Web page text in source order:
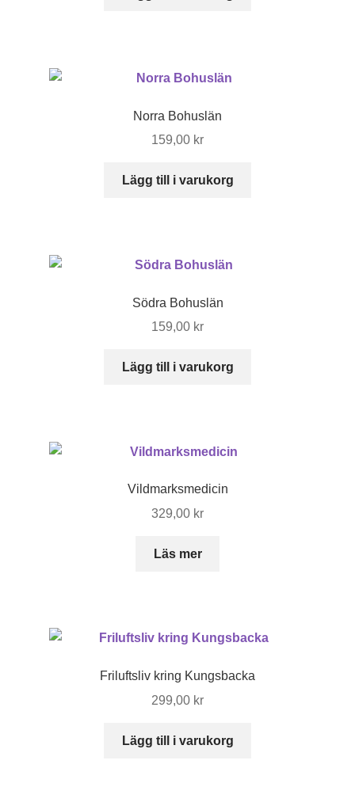
Norra Bohuslän
159,00 kr
Lägg till i varukorg
Södra Bohuslän
159,00 kr
Lägg till i varukorg
Vildmarksmedicin
329,00 kr
Läs mer
Friluftsliv kring Kungsbacka
299,00 kr
Lägg till i varukorg